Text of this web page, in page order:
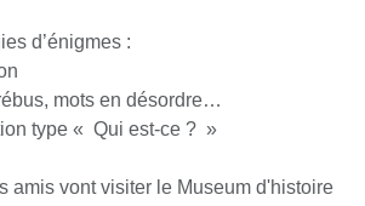
énigmes au fil de l’histoire, pour ne
d’énigmes :
mots en désordre…